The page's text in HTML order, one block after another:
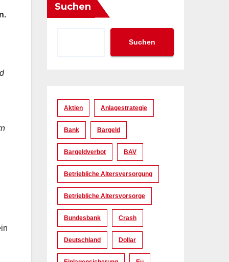
Suchen
Suchen
Aktien Anlagestrategie
Bank Bargeld
Bargeldverbot BAV
Betriebliche Altersversorgung
Betriebliche Altersvorsorge
Bundesbank Crash
Deutschland Dollar